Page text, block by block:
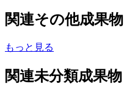
関連その他成果物
もっと見る
関連未分類成果物